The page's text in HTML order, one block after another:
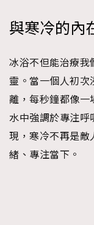
與寒冷的內
冰浴不但能治療我
靈。當一個人初次
離，每秒鐘都像一
水中強調於專注呼
現，寒冷不再是敵
緒、專注當下。